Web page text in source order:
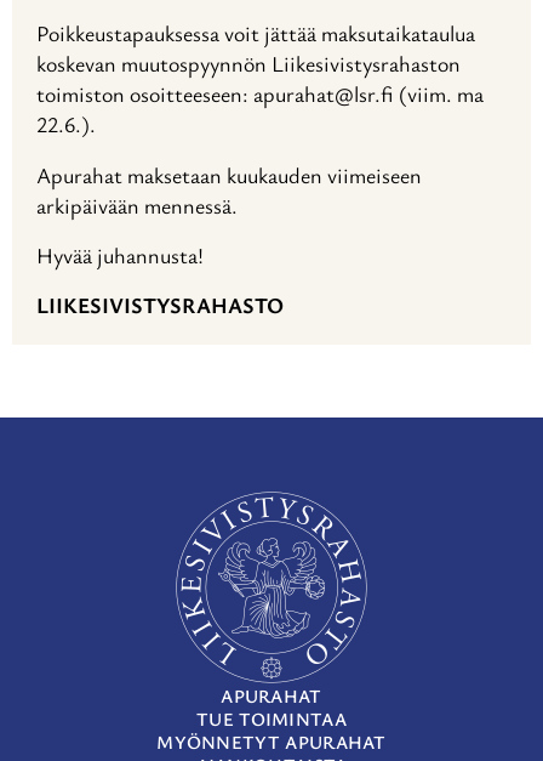
Poikkeustapauksessa voit jättää maksutaikataulua
koskevan muutospyynnön Liikesivistysrahaston
toimiston osoitteeseen: apurahat@lsr.fi (viim. ma
22.6.).
Apurahat maksetaan kuukauden viimeiseen
arkipäivään mennessä.
Hyvää juhannusta!
LIIKESIVISTYSRAHASTO
APURAHAT
TUE TOIMINTAA
MYÖNNETYT APURAHAT